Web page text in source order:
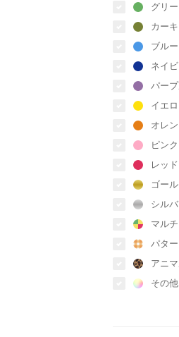
グリ
カーキ
ブルー
ネイ
パー
イエ
オレ
ピンク
レッド
ゴー
シル
マル
パタ
アニ
その他